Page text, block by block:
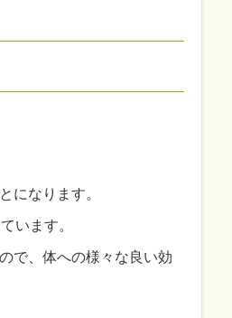
になります。
います。
で、体への様々な良い効